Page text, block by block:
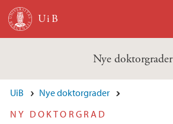
Hopp til hovedinnhold
Nye doktorgrader
UiB
Nye doktorgrader
NY DOKTORGRAD